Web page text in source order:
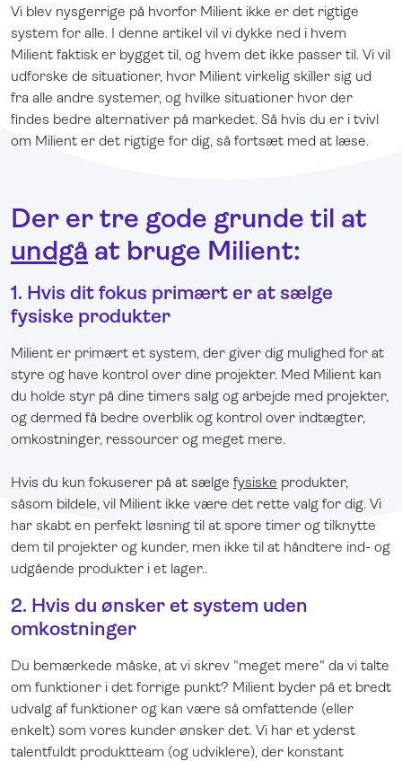
Vi blev nysgerrige på hvorfor Milient ikke er det rigtige
system for alle. I denne artikel vil vi dykke ned i hvem
Milient faktisk er bygget til, og hvem det ikke passer til. Vi vil
udforske de situationer, hvor Milient virkelig skiller sig ud
fra alle andre systemer, og hvilke situationer hvor der
findes bedre alternativer på markedet. Så hvis du er i tvivl
om Milient er det rigtige for dig, så fortsæt med at læse.
Der er tre gode grunde til at
undgå at bruge Milient:
1. Hvis dit fokus primært er at sælge
fysiske produkter
Milient er primært et system, der giver dig mulighed for at
styre og have kontrol over dine projekter. Med Milient kan
du holde styr på dine timers salg og arbejde med projekter,
og dermed få bedre overblik og kontrol over indtægter,
omkostninger, ressourcer og meget mere.
Hvis du kun fokuserer på at sælge fysiske produkter,
såsom bildele, vil Milient ikke være det rette valg for dig. Vi
har skabt en perfekt løsning til at spore timer og tilknytte
dem til projekter og kunder, men ikke til at håndtere ind- og
udgående produkter i et lager..
2. Hvis du ønsker et system uden
omkostninger
Du bemærkede måske, at vi skrev "meget mere" da vi talte
om funktioner i det forrige punkt? Milient byder på et bredt
udvalg af funktioner og kan være så omfattende (eller
enkelt) som vores kunder ønsker det. Vi har et yderst
talentfuldt produktteam (og udviklere), der konstant